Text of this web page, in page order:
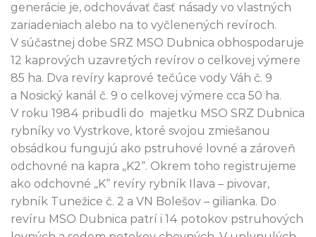
generácie je, odchovávať časť násady vo vlastných
zariadeniach alebo na to vyčlenených revíroch.
V súčastnej dobe SRZ MSO Dubnica obhospodaruje
12 kaprových uzavretých revírov o celkovej výmere
85 ha. Dva revíry kaprové tečúce vody Váh č. 9
a Nosický kanál č. 9 o celkovej výmere cca 50 ha.
V roku 1984 pribudli do majetku MSO SRZ Dubnica
rybníky vo Vystrkove, ktoré svojou zmiešanou
obsádkou fungujú ako pstruhové lovné a zároveň
odchovné na kapra „K2“. Okrem toho registrujeme
ako odchovné „K“ revíry rybník Ilava – pivovar,
rybník Tunežice č. 2 a VN Bolešov – gilianka. Do
revíru MSO Dubnica patrí i 14 potokov pstruhových